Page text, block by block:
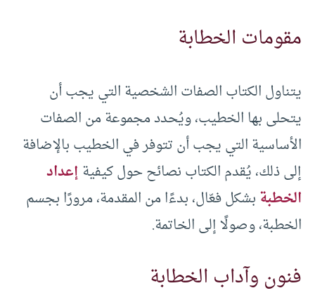
مقومات الخطابة
يتناول الكتاب الصفات الشخصية التي يجب أن
يتحلى بها الخطيب، ويُحدد مجموعة من الصفات
الأساسية التي يجب أن تتوفر في الخطيب بالإضافة
إلى ذلك، يُقدم الكتاب نصائح حول كيفيةإعداد
الخطبةبشكل فعّال، بدءًا من المقدمة، مرورًا بجسم
الخطبة، وصولًا إلى الخاتمة.
فنون وآداب الخطابة